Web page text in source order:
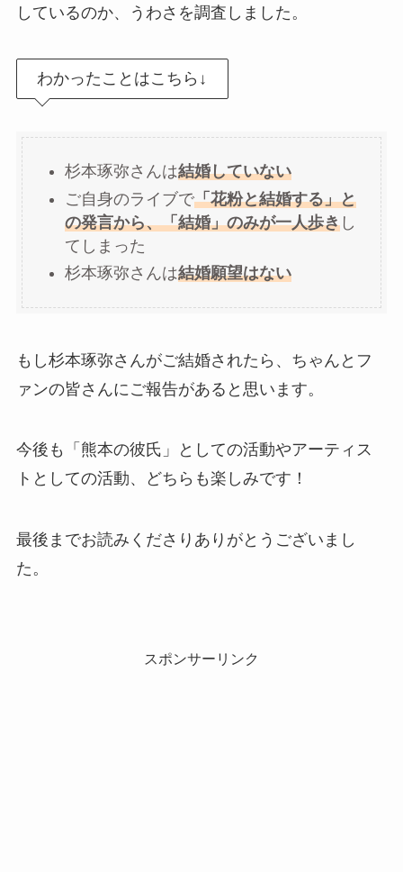
しているのか、うわさを調査しました。
わかったことはこちら↓
杉本琢弥さんは結婚していない
ご自身のライブで「花粉と結婚する」と
の発言から、「結婚」のみが一人歩きし
てしまった
杉本琢弥さんは結婚願望はない
もし杉本琢弥さんがご結婚されたら、ちゃんとフ
ァンの皆さんにご報告があると思います。
今後も「熊本の彼氏」としての活動やアーティス
トとしての活動、どちらも楽しみです！
最後までお読みくださりありがとうございまし
た。
スポンサーリンク